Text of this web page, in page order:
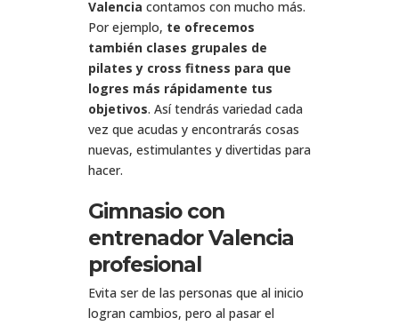
Valencia contamos con mucho más.
Por ejemplo, te ofrecemos
también clases grupales de
pilates y cross fitness para que
logres más rápidamente tus
objetivos. Así tendrás variedad cada
vez que acudas y encontrarás cosas
nuevas, estimulantes y divertidas para
hacer.
Gimnasio con
entrenador Valencia
profesional
Evita ser de las personas que al inicio
logran cambios, pero al pasar el